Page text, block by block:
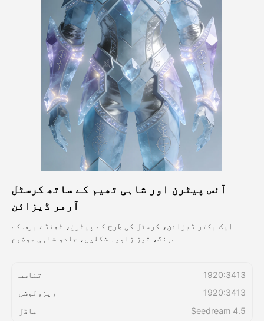
اویٹار ویڈیو
اے ویڈیو
اے فوٹو
دیگر اوزار
تمام ٹیمپلیٹس دیکھیں
گیلری
بلاگ
قیمتوں کی فہرست
آئس پیٹرن اور شاہی تھیم کے ساتھ کرسٹل
آرمر ڈیزائن
ایک بکتر ڈیزائن، کرسٹل کی طرح کے پیٹرن، ٹھنڈے برف کے
رنگ، تیز زاویہ شکلیں، جادو شاہی موضوع.
تناسب
1920:3413
ریزولوشن
1920:3413
ماڈل
Seedream 4.5